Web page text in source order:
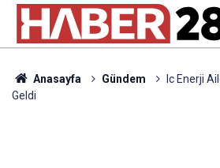
Anasayfa Gündem
Ic Enerji
Geldi